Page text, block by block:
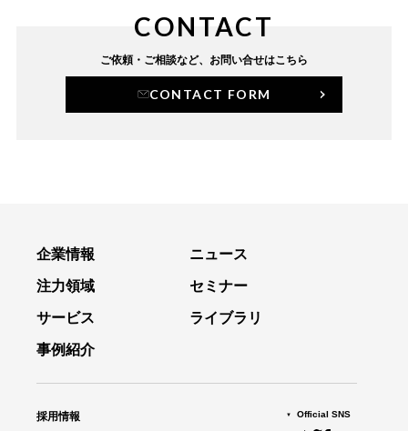
CONTACT
ご依頼・ご相談など、 お問い合せはこちら
CONTACT FORM
企業情報
注力領域
サービス
事例紹介
ニュース
セミナー
ライブラリ
採用情報 Official SNS